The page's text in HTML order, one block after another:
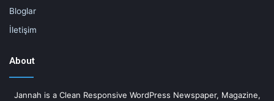
Bloglar
İletişim
About
Jannah is a Clean Responsive WordPress Newspaper, Magazine,